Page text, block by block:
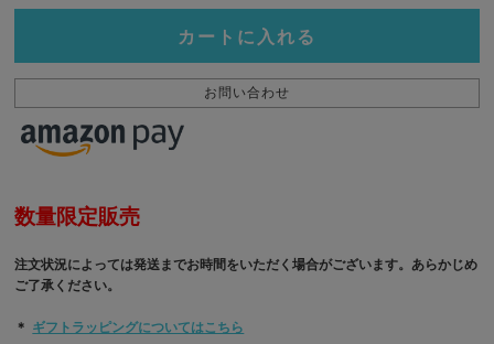
カートに入れる
お問い合わせ
数量限定販売
注文状況によっては発送までお時間をいただく場合がございます。あらかじめ
ご了承ください。
＊ ギフトラッピングについてはこちら